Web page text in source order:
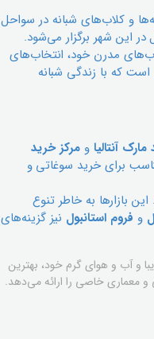
و کلاب‌های شبانه در سواحل
این شهر برگزار می‌شود.
مدرن خود، انتخاب‌های
که با زندگی شبانه
آنتالیا ومرکز خرید
برای خرید سوغاتی و
بازارها به خاطر تنوع
و فروم استانبول نیز گزینه‌های
و آب و هوای گرم خود، بهترین
و معماری خاصی را ارائه می‌دهد.